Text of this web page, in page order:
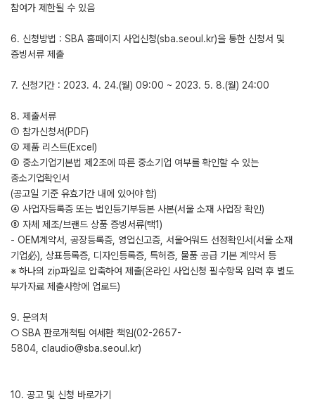
참여가 제한될 수 있음
6. 신청방법 : SBA 홈페이지 사업신청(sba.seoul.kr)을 통한 신청서 및
증빙서류 제출
7. 신청기간 : 2023. 4. 24.(월) 09:00 ~ 2023. 5. 8.(월) 24:00
8. 제출서류
① 참가신청서(PDF)
② 제품 리스트(Excel)
③ 중소기업기본법 제2조에 따른 중소기업 여부를 확인할 수 있는
중소기업확인서
(공고일 기준 유효기간 내에 있어야 함)
④ 사업자등록증 또는 법인등기부등본 사본(서울 소재 사업장 확인)
⑤ 자체 제조/브랜드 상품 증빙서류(택1)
- OEM계약서, 공장등록증, 영업신고증, 서울어워드 선정확인서(서울 소재
기업必), 상표등록증, 디자인등록증, 특허증, 물품 공급 기본 계약서 등
※ 하나의 zip파일로 압축하여 제출(온라인 사업신청 필수항목 입력 후 별도
부가자료 제출사항에 업로드)
9. 문의처
○ SBA 판로개척팀 여세환 책임(02-2657-
5804, claudio@sba.seoul.kr)
10. 공고 및 신청 바로가기